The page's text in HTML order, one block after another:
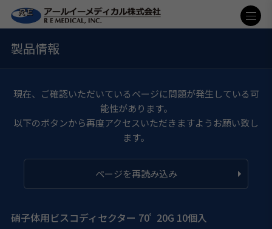
製品情報
現在、ご確認いただいているページに問題が発生している可
能性があります。
以下のボタンから再度アクセスいただきますようお願い致し
ます。
ページを再読み込み
硝子体用ビスコディセクター 70ﾟ 20G 10個入